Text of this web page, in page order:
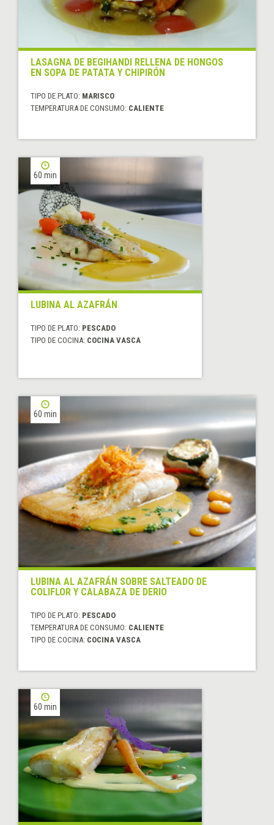
LASAGNA DE BEGIHANDI RELLENA DE HONGOS
EN SOPA DE PATATA Y CHIPIRÓN
TIPO DE PLATO: MARISCO
TEMPERATURA DE CONSUMO: CALIENTE
60 min
LUBINA AL AZAFRÁN
TIPO DE PLATO: PESCADO
TIPO DE COCINA: COCINA VASCA
60 min
LUBINA AL AZAFRÁN SOBRE SALTEADO DE
COLIFLOR Y CALABAZA DE DERIO
TIPO DE PLATO: PESCADO
TEMPERATURA DE CONSUMO: CALIENTE
TIPO DE COCINA: COCINA VASCA
60 min